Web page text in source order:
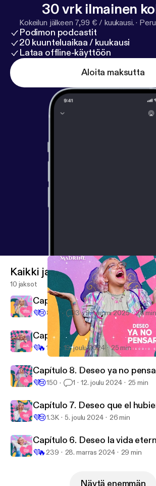
30 vrk ilmainen
Kokeilun jälkeen 7,99 € / kuukausi. ·
Podimon podcastit
20 kuunteluaikaa / kuukausi
Lataa offline-käyttöön
Aloita maksutta
Mihada Madrine
Kaikki jaksot
10 jaksot
Capítulo 10. Deseo cambiar a
💜😢803 3 9. tammi 2025 28 min
Capítulo 9. Deseo ser
💜🔥190 19. joulu 2024 25 min
Capítulo 8. Deseo ya no
💜😢150 1 12. joulu 2024 25 min
Capítulo 7. Deseo que el
💜😢1.3K 5. joulu 2024 26 min
Capítulo 6. Deseo la vida
💜🔥 239 28. marras 2024 29 min
Näytä enemmän